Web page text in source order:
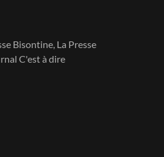
Bisontine, La Presse
C'est à dire